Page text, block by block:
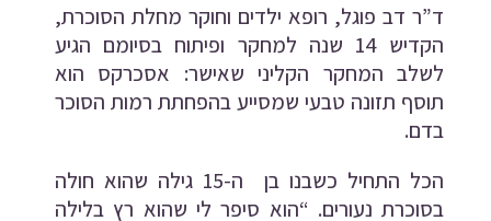
ד”ר דב פוגל, רופא ילדים וחוקר מחלת הסוכרת,
הקדיש 14 שנה למחקר ופיתוח בסיומם הגיע
לשלב המחקר הקליני שאישר: אסכרקס הוא
תוסף תזונה טבעי שמסייע בהפחתת רמות הסוכר
בדם.
הכל התחיל כשבנו בן ה-15 גילה שהוא חולה
בסוכרת נעורים. “הוא סיפר לי שהוא רץ בלילה